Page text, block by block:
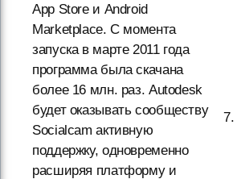
App Store и Android
Marketplace. С момента
запуска в марте 2011 года
программа была скачана
более 16 млн. раз. Autodesk
будет оказывать сообществу
Socialcam активную
поддержку, одновременно
расширяя платформу и